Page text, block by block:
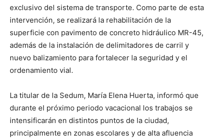
exclusivo del sistema de transporte. Como parte de esta
intervención, se realizará la rehabilitación de la
superficie con pavimento de concreto hidráulico MR-45,
además de la instalación de delimitadores de carril y
nuevo balizamiento para fortalecer la seguridad y el
ordenamiento vial.
La titular de la Sedum, María Elena Huerta, informó que
durante el próximo periodo vacacional los trabajos se
intensificarán en distintos puntos de la ciudad,
principalmente en zonas escolares y de alta afluencia